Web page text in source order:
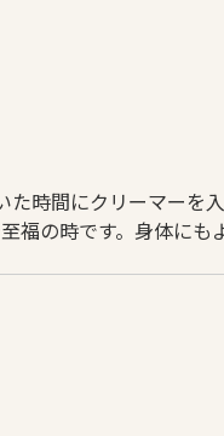
た時間にクリーマーを
福の時です。身体にも